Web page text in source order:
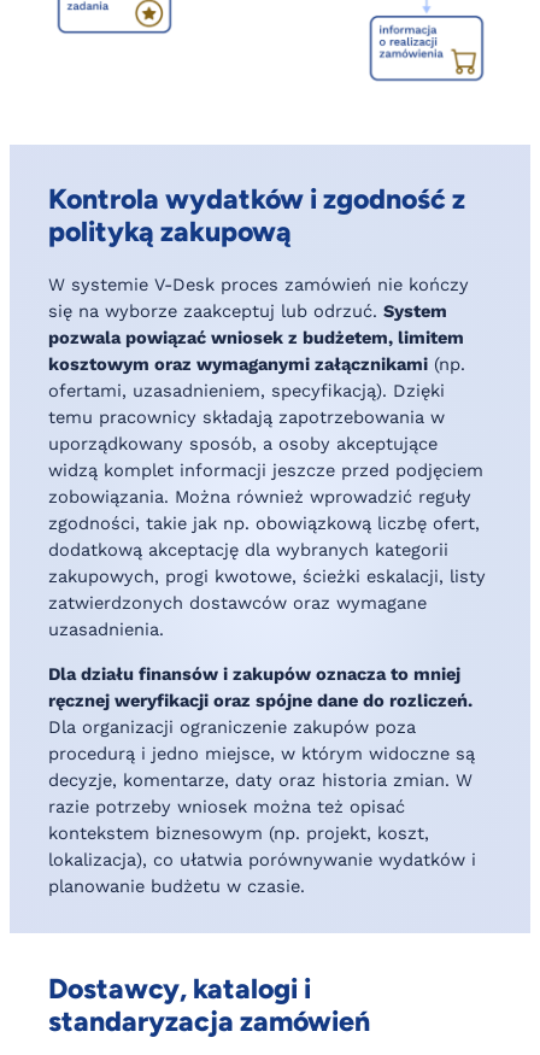
Kontrola wydatków i zgodność z
polityką zakupową
W systemie V-Desk proces zamówień nie kończy
się na wyborze zaakceptuj lub odrzuć. System
pozwala powiązać wniosek z budżetem, limitem
kosztowym oraz wymaganymi załącznikami (np.
ofertami, uzasadnieniem, specyfikacją). Dzięki
temu pracownicy składają zapotrzebowania w
uporządkowany sposób, a osoby akceptujące
widzą komplet informacji jeszcze przed podjęciem
zobowiązania. Można również wprowadzić reguły
zgodności, takie jak np. obowiązkową liczbę ofert,
dodatkową akceptację dla wybranych kategorii
zakupowych, progi kwotowe, ścieżki eskalacji, listy
zatwierdzonych dostawców oraz wymagane
uzasadnienia.
Dla działu finansów i zakupów oznacza to mniej
ręcznej weryfikacji oraz spójne dane do rozliczeń.
Dla organizacji ograniczenie zakupów poza
procedurą i jedno miejsce, w którym widoczne są
decyzje, komentarze, daty oraz historia zmian. W
razie potrzeby wniosek można też opisać
kontekstem biznesowym (np. projekt, koszt,
lokalizacja), co ułatwia porównywanie wydatków i
planowanie budżetu w czasie.
Dostawcy, katalogi i
standaryzacja zamówień